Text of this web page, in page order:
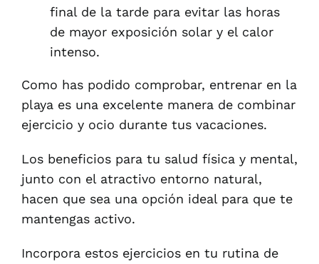
final de la tarde para evitar las horas
de mayor exposición solar y el calor
intenso.
Como has podido comprobar, entrenar en la
playa es una excelente manera de combinar
ejercicio y ocio durante tus vacaciones.
Los beneficios para tu salud física y mental,
junto con el atractivo entorno natural,
hacen que sea una opción ideal para que te
mantengas activo.
Incorpora estos ejercicios en tu rutina de